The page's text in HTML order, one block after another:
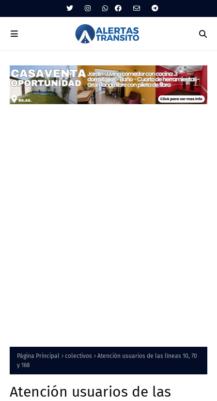
Página Principal colectivos
Atención usuarios de las líneas 10, 70
y 168
Atención usuarios de las